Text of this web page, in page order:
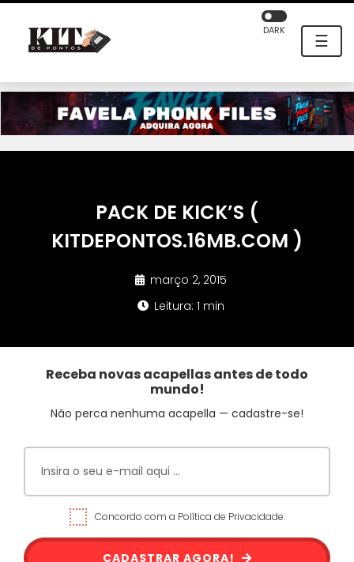
☰
DARK
PACK DE KICK’S (
KITDEPONTOS.16MB.COM )
março 2, 2015
Leitura: 1 min
Receba novas acapellas antes de todo
mundo!
Não perca nenhuma acapella — cadastre-se!
Concordo com a Política de Privacidade.
CADASTRAR AGORA!